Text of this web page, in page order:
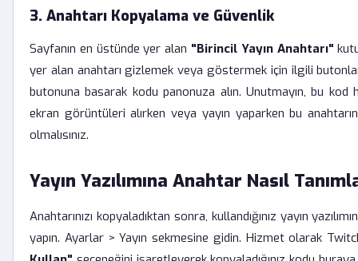
3. Anahtarı Kopyalama ve Güvenlik
Sayfanın en üstünde yer alan "Birincil Yayın Anahtarı"
yer alan anahtarı gizlemek veya göstermek için ilgili
butonuna basarak kodu panonuza alın. Unutmayın, bu kod
ekran görüntüleri alırken veya yayın yaparken bu
olmalısınız.
Yayın Yazılımına Anahtar Nasıl
Anahtarınızı kopyaladıktan sonra, kullandığınız yayın
yapın. Ayarlar > Yayın sekmesine gidin. Hizmet olarak